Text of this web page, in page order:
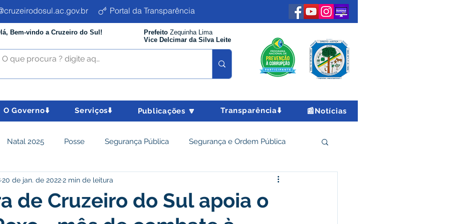
Portal da Transparência
Bem-vindo a Cruzeiro do Sul! Prefeito Zequinha Lima
Vice Delcimar da Silva Leite
O Governo⬇️ Serviços⬇️ Publicações 🔽 Transparência⬇️ 📰Notícias
Natal 2025 Posse Segurança Pública Segurança e Ordem Pública
Social e Cidadania Parcerias Desenvolvimento Econômico e Turismo
e turismo Tributos Departamento de Limpeza
de Cruzeiro do Sul apoia o
20 de jan. de 20222 min de leitura